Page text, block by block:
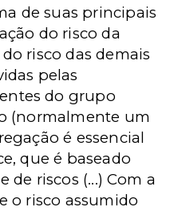
de suas principais
do risco da
risco das demais
pelas
do grupo
(normalmente um
é essencial
que é baseado
de riscos (...) Com a
o risco assumido